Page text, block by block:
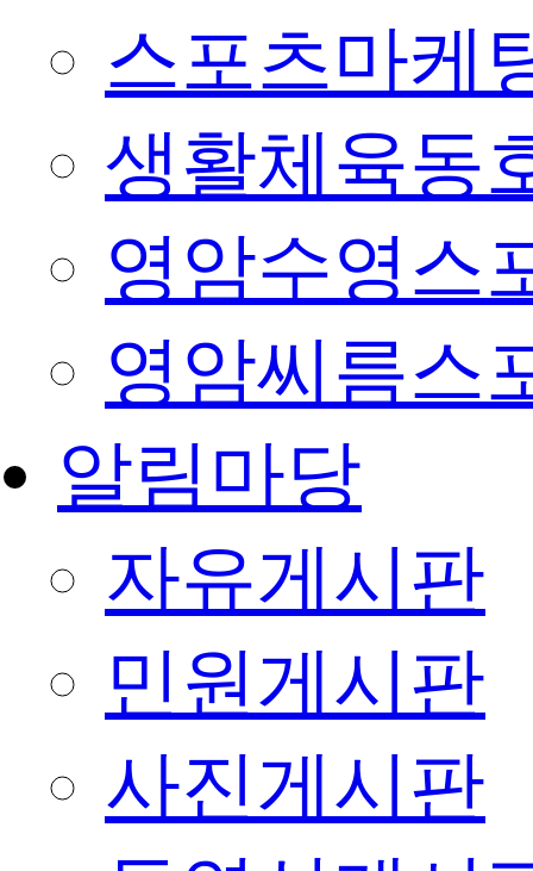
스포츠마케
생활체육동
영암수영스
영암씨름스
알림마당
자유게시판
민원게시판
사진게시판